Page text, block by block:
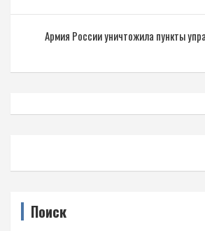
записям
Армия России уничтожила пункты
Поиск